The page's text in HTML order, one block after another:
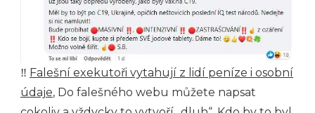
‼ Falešní exekutoři vytahují z lidí peníze i osobní
údaje, Do falešného webu můžete napsat